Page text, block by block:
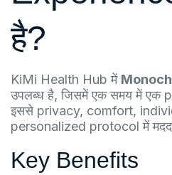
है?
KiMi Health Hub में
उपलब्ध है, जिसमें एक समय में एक
इससे privacy, comfort,
personalized protocol में मदद
Key Benefits